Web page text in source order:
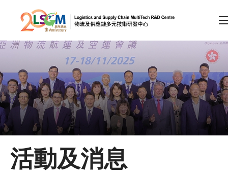
跳到內容（按回車鍵）
會員登入
A A EN 繁 简
主頁
關於LSCM
活動及消息